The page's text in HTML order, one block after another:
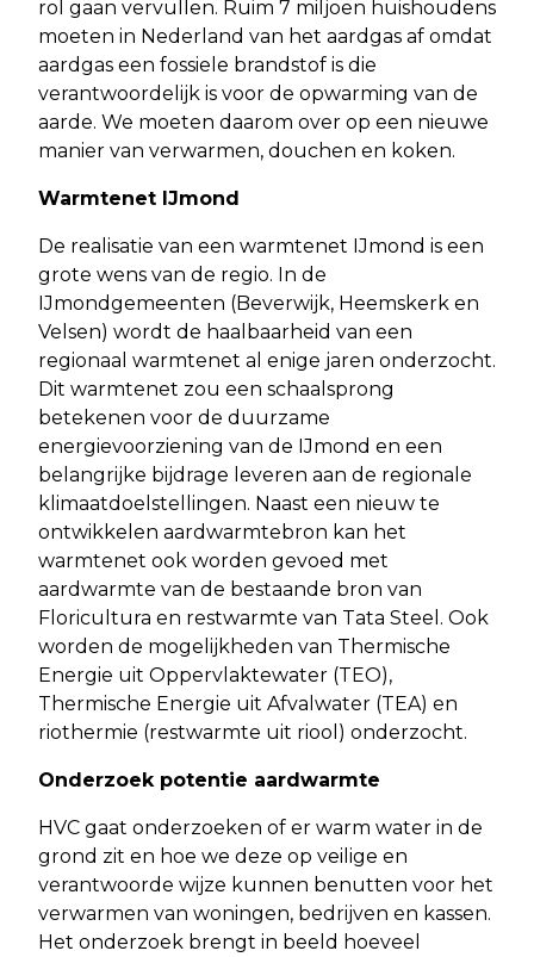
rol gaan vervullen. Ruim 7 miljoen huishoudens
moeten in Nederland van het aardgas af omdat
aardgas een fossiele brandstof is die
verantwoordelijk is voor de opwarming van de
aarde. We moeten daarom over op een nieuwe
manier van verwarmen, douchen en koken.
Warmtenet IJmond
De realisatie van een warmtenet IJmond is een
grote wens van de regio. In de
IJmondgemeenten (Beverwijk, Heemskerk en
Velsen) wordt de haalbaarheid van een
regionaal warmtenet al enige jaren onderzocht.
Dit warmtenet zou een schaalsprong
betekenen voor de duurzame
energievoorziening van de IJmond en een
belangrijke bijdrage leveren aan de regionale
klimaatdoelstellingen. Naast een nieuw te
ontwikkelen aardwarmtebron kan het
warmtenet ook worden gevoed met
aardwarmte van de bestaande bron van
Floricultura en restwarmte van Tata Steel. Ook
worden de mogelijkheden van Thermische
Energie uit Oppervlaktewater (TEO),
Thermische Energie uit Afvalwater (TEA) en
riothermie (restwarmte uit riool) onderzocht.
Onderzoek potentie aardwarmte
HVC gaat onderzoeken of er warm water in de
grond zit en hoe we deze op veilige en
verantwoorde wijze kunnen benutten voor het
verwarmen van woningen, bedrijven en kassen.
Het onderzoek brengt in beeld hoeveel